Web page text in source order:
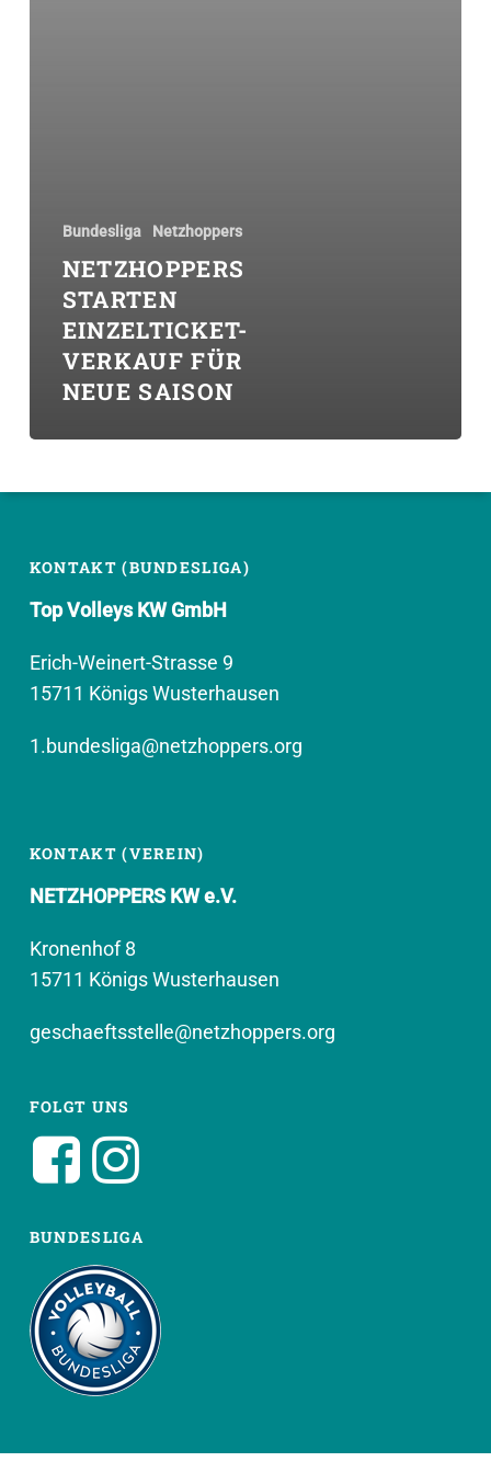
Bundesliga Netzhoppers
NETZHOPPERS
STARTEN
EINZELTICKET-
VERKAUF FÜR
NEUE SAISON
KONTAKT (BUNDESLIGA)
Top Volleys KW GmbH
Erich-Weinert-Strasse 9
15711 Königs Wusterhausen
1.bundesliga@netzhoppers.org
KONTAKT (VEREIN)
NETZHOPPERS KW e.V.
Kronenhof 8
15711 Königs Wusterhausen
geschaeftsstelle@netzhoppers.org
FOLGT UNS
BUNDESLIGA